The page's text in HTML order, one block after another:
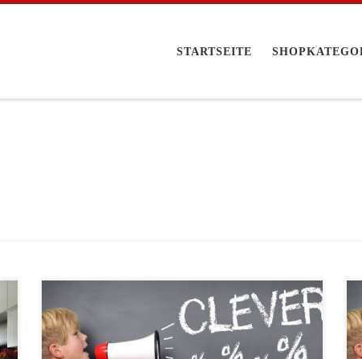
STARTSEITE
Der neue Thriller „Inferno“ von Dan Brown gibt es
aktuell nur bei Audible in der ungekürzten Fassung.
Neukunden erhalten den Hörbuch-Bestseller im